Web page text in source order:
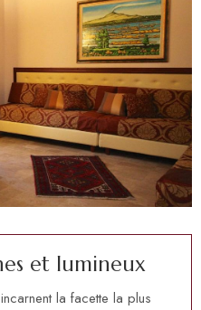
es et lumineux
la facette la plus